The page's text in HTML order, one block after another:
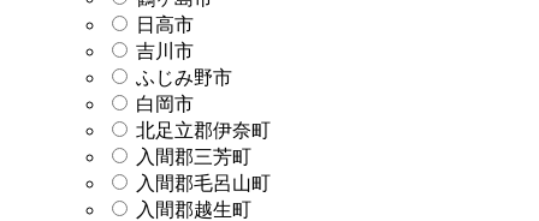
日高市
吉川市
ふじみ野市
白岡市
北足立郡伊奈町
入間郡三芳町
入間郡毛呂山町
入間郡越生町